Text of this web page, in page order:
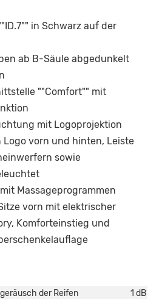
in Schwarz auf der
ab B-Säule abgedunkelt
""Comfort"" mit
mit Logoprojektion
Logo vorn und hinten, Leiste
sowie
Massageprogrammen
vorn mit elektrischer
Komforteinstieg und
der Reifen
1 dB